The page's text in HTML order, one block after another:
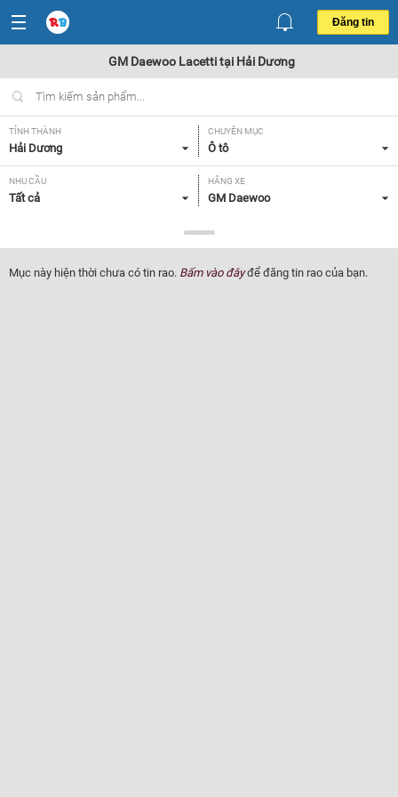
Đăng tin
GM Daewoo Lacetti tại Hải Dương
TỈNH THÀNH
Hải Dương
CHUYÊN MỤC
Ô tô
NHU CẦU
Tất cả
HÃNG XE
GM Daewoo
Lacetti
NĂM SẢN XUẤT
Tất cả
GIÁ XE XUẤT XỨ
Mục này hiện thời chưa có tin rao. Bấm vào đâyđể đăng tin rao của bạn.